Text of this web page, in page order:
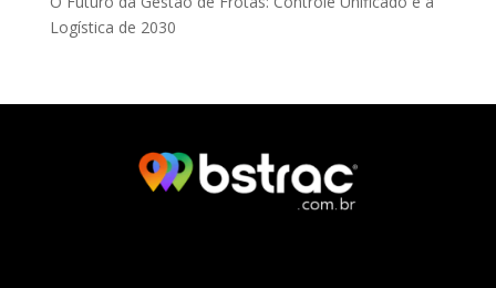
Logística de 2030